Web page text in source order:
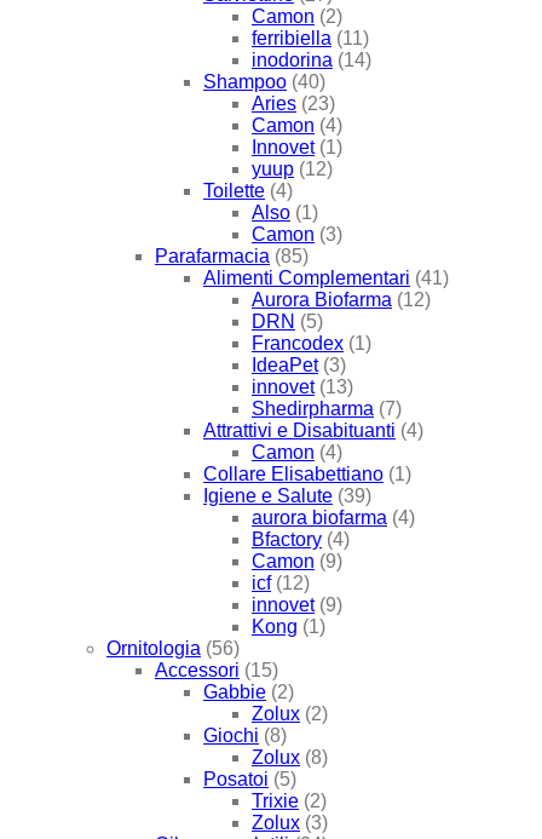
Camon (2)
ferribiella (11)
inodorina (14)
Shampoo (40)
Aries (23)
Camon (4)
Innovet (1)
yuup (12)
Toilette (4)
Also (1)
Camon (3)
Parafarmacia (85)
Alimenti Complementari (41)
Aurora Biofarma (12)
DRN (5)
Francodex (1)
IdeaPet (3)
innovet (13)
Shedirpharma (7)
Attrattivi e Disabituanti (4)
Camon (4)
Collare Elisabettiano (1)
Igiene e Salute (39)
aurora biofarma (4)
Bfactory (4)
Camon (9)
icf (12)
innovet (9)
Kong (1)
Ornitologia (56)
Accessori (15)
Gabbie (2)
Zolux (2)
Giochi (8)
Zolux (8)
Posatoi (5)
Trixie (2)
Zolux (3)